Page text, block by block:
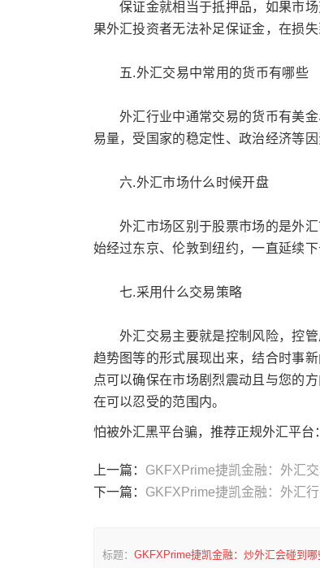
保证金就相当于抵押品，如果市场
果外汇投资者无法补足保证金，在损
五.外汇交易中常用的货币有哪些
外汇行业中通常交易的货币有美金
易量，受国家的稳定性、政治经济等因
六.外汇市场什么时候开盘
外汇市场区别于股票市场的是外汇
始经过东京、伦敦到纽约，一直延续下
七.采用什么交易策略
外汇交易主要就是控制风险，控管
趋势图等的形式展现出来，结合时事
点可以确保在市场剧烈震动且与您的
在可以忍受的范围内。
怕被外汇黑平台骗，推荐正规外汇平台：
上一篇： GKFXPrime捷凯金融：外汇
下一篇： GKFXPrime捷凯金融：外汇
标题： GKFXPrime捷凯金融：炒外汇会碰到哪